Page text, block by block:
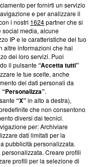
su Blasting
come ci impegniamo a
la nostra aderenza a
News non è
richiesto di farne
una verifica di
per fornirti un servizio
e per analizzare il
i nostri 1624partner che si
media, alcune
IP e le caratteristiche del tuo
altre informazioni che hai
dei loro servizi. Puoi
il pulsante“Accetta tutti”
le tue scelte, anche
dei dati personali da
“Personalizza”.
“X”in alto a destra),
che non consentono
diversi dai tecnici.
per: Archiviare
dati limitati per la
pubblicità personalizzata.
Creare profili
profili per la selezione di